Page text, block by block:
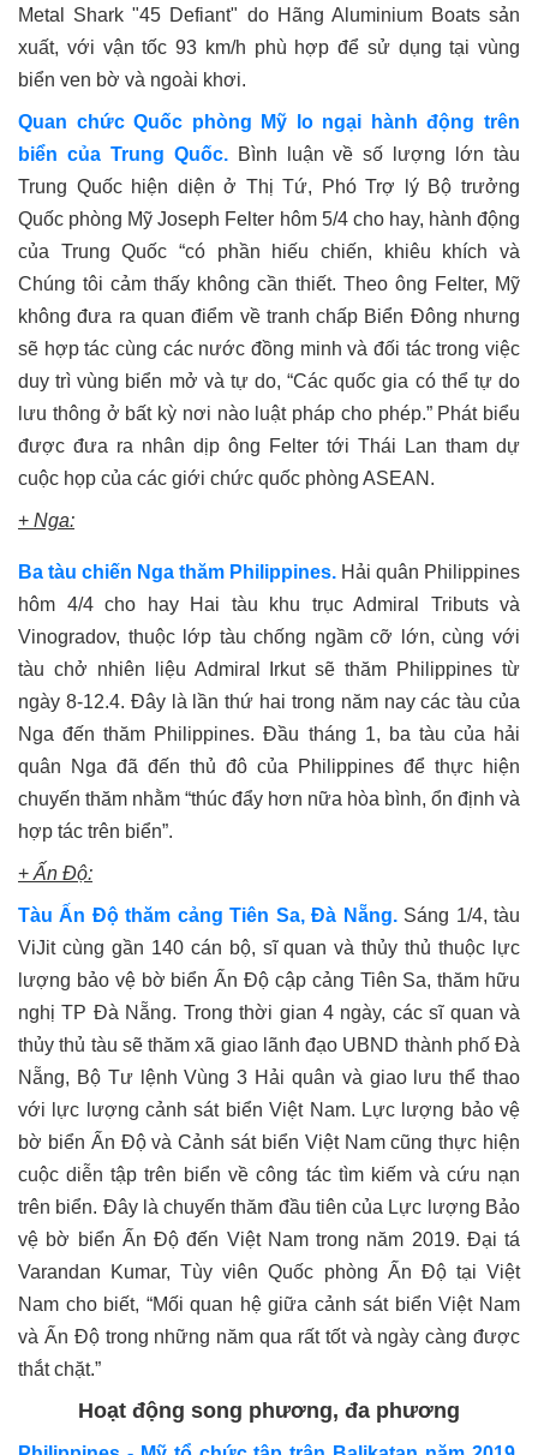
Metal Shark "45 Defiant" do Hãng Aluminium Boats sản
xuất, với vận tốc 93 km/h phù hợp để sử dụng tại vùng
biển ven bờ và ngoài khơi.
Quan chức Quốc phòng Mỹ lo ngại hành động trên
biển của Trung Quốc.Bình luận về số lượng lớn tàu
Trung Quốc hiện diện ở Thị Tứ, Phó Trợ lý Bộ trưởng
Quốc phòng Mỹ Joseph Felter hôm 5/4 cho hay, hành động
của Trung Quốc “có phần hiếu chiến, khiêu khích và
Chúng tôi cảm thấy không cần thiết. Theo ông Felter, Mỹ
không đưa ra quan điểm về tranh chấp Biển Đông nhưng
sẽ hợp tác cùng các nước đồng minh và đối tác trong việc
duy trì vùng biển mở và tự do, “Các quốc gia có thể tự do
lưu thông ở bất kỳ nơi nào luật pháp cho phép.” Phát biểu
được đưa ra nhân dịp ông Felter tới Thái Lan tham dự
cuộc họp của các giới chức quốc phòng ASEAN.
+ Nga:
Ba tàu chiến Nga thăm Philippines. Hải quân Philippines
hôm 4/4 cho hay Hai tàu khu trục Admiral Tributs và
Vinogradov, thuộc lớp tàu chống ngầm cỡ lớn, cùng với
tàu chở nhiên liệu Admiral Irkut sẽ thăm Philippines từ
ngày 8-12.4. Đây là lần thứ hai trong năm nay các tàu của
Nga đến thăm Philippines. Đầu tháng 1, ba tàu của hải
quân Nga đã đến thủ đô của Philippines để thực hiện
chuyến thăm nhằm “thúc đẩy hơn nữa hòa bình, ổn định và
hợp tác trên biển”.
+ Ấn Độ:
Tàu Ấn Độ thăm cảng Tiên Sa, Đà Nẵng.Sáng 1/4, tàu
ViJit cùng gần 140 cán bộ, sĩ quan và thủy thủ thuộc lực
lượng bảo vệ bờ biển Ấn Độ cập cảng Tiên Sa, thăm hữu
nghị TP Đà Nẵng. Trong thời gian 4 ngày, các sĩ quan và
thủy thủ tàu sẽ thăm xã giao lãnh đạo UBND thành phố Đà
Nẵng, Bộ Tư lệnh Vùng 3 Hải quân và giao lưu thể thao
với lực lượng cảnh sát biển Việt Nam. Lực lượng bảo vệ
bờ biển Ấn Độ và Cảnh sát biển Việt Nam cũng thực hiện
cuộc diễn tập trên biển về công tác tìm kiếm và cứu nạn
trên biển. Đây là chuyến thăm đầu tiên của Lực lượng Bảo
vệ bờ biển Ấn Độ đến Việt Nam trong năm 2019. Đại tá
Varandan Kumar, Tùy viên Quốc phòng Ấn Độ tại Việt
Nam cho biết, “Mối quan hệ giữa cảnh sát biển Việt Nam
và Ấn Độ trong những năm qua rất tốt và ngày càng được
thắt chặt.”
Hoạt động song phương, đa phương